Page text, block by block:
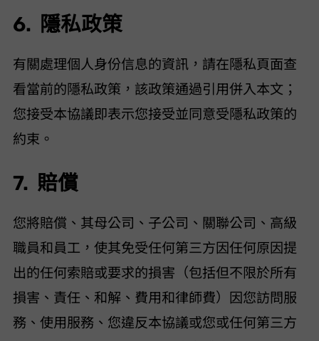
6. 隱私政策
有關 VideoHunter 處理個人身份信息的資訊，請在隱私頁面查
看 VideoHunter 當前的隱私政策，該政策通過引用併入本文；
您接受本協議即表示您接受並同意受 VideoHunter 隱私政策的
約束。
7. 賠償
您將賠償 VideoHunter、其母公司、子公司、關聯公司、高級
職員和員工，使其免受任何第三方因任何原因提
出的任何索賠或要求的損害（包括但不限於所有
損害、責任、和解、費用和律師費）因您訪問服
務、使用服務、您違反本協議或您或任何第三方